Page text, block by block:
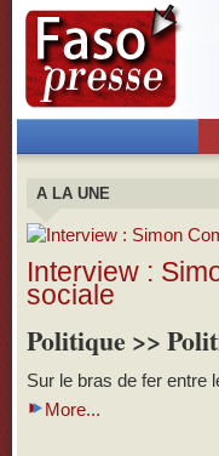
A LA UNE
Interview :
sociale
Politique >>
Sur le bras de fer entre
More...